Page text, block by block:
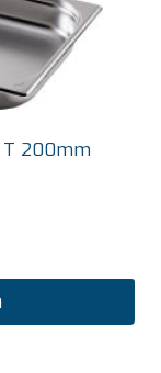
T 200mm